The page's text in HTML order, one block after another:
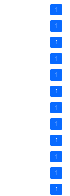
1
1
1
1
1
1
1
1
1
1
1
1